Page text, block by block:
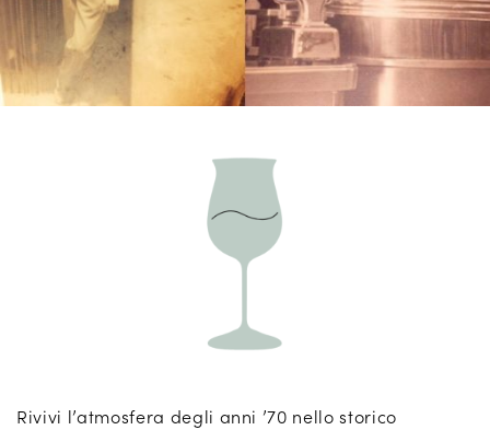
Rivivi l’atmosfera degli anni ’70 nello storico